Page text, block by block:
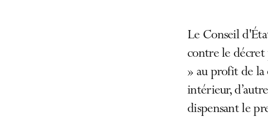
Le Conseil
contre le
» au profit de
intérieur,
dispensant le